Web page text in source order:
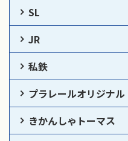
SL
JR
私鉄
プラレールオリジナル
きかんしゃトーマス